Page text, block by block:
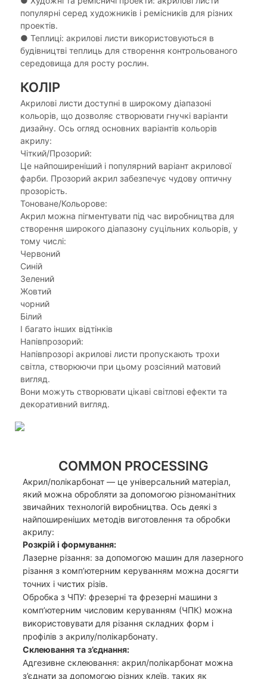
популярні серед художників і ремісників для різних
проектів.
● Теплиці: акрилові листи використовуються в
будівництві теплиць для створення контрольованого
середовища для росту рослин.
КОЛІР
Акрилові листи доступні в широкому діапазоні
кольорів, що дозволяє створювати гнучкі варіанти
дизайну. Ось огляд основних варіантів кольорів
акрилу:
Чіткий/Прозорий:
Це найпоширеніший і популярний варіант акрилової
фарби. Прозорий акрил забезпечує чудову оптичну
прозорість.
Тоноване/Кольорове:
Акрил можна пігментувати під час виробництва для
створення широкого діапазону суцільних кольорів, у
тому числі:
Червоний
Синій
Зелений
Жовтий
чорний
Білий
І багато інших відтінків
Напівпрозорий:
Напівпрозорі акрилові листи пропускають трохи
світла, створюючи при цьому розсіяний матовий
вигляд.
Вони можуть створювати цікаві світлові ефекти та
декоративний вигляд.
COMMON PROCESSING
Акрил/полікарбонат — це універсальний матеріал,
який можна обробляти за допомогою різноманітних
звичайних технологій виробництва. Ось деякі з
найпоширеніших методів виготовлення та обробки
акрилу:
Розкрій і формування:
Лазерне різання: за допомогою машин для лазерного
різання з комп’ютерним керуванням можна досягти
точних і чистих різів.
Обробка з ЧПУ: фрезерні та фрезерні машини з
комп’ютерним числовим керуванням (ЧПК) можна
використовувати для різання складних форм і
профілів з акрилу/полікарбонату.
Склеювання та з’єднання:
Адгезивне склеювання: акрил/полікарбонат можна
з’єднати за допомогою різних клеїв, таких як